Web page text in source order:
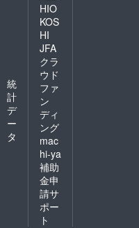
統
計
デ
ー
タ
HIO
KOS
HI
JFA
クラ
ウド
ファ
ン
ディ
ング
mac
hi-ya
補助
金申
請サ
ポー
ト